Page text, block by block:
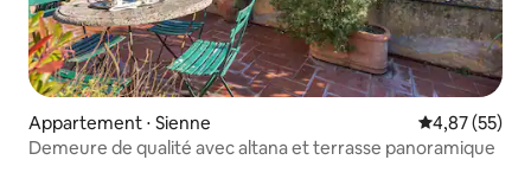
Appartement ⋅ Sienne Évaluation
4,87 (55)
Demeure de qualité avec altana et terrasse panoramique